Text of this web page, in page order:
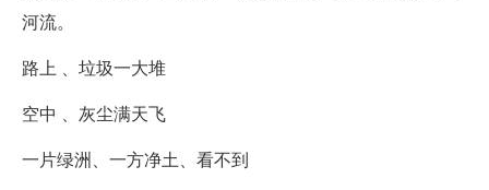
河流。
路上 、垃圾一大堆
空中 、灰尘满天飞
一片绿洲、一方净土、看不到